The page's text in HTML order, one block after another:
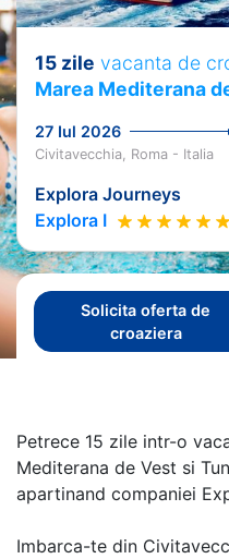
15 zile vacanta de
Marea Mediterana
27 Iul 2026
Civitavecchia, Roma - Italia
Explora Journeys
Explora I
Solicita oferta de
croaziera
Petrece 15 zile intr-o
Mediterana de Vest si
apartinand companiei
Imbarca-te din